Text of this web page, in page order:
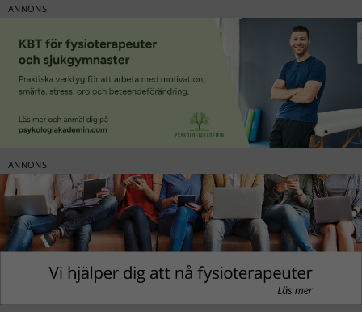
ANNONS
ANNONS